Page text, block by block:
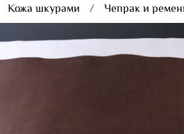
Кожа шкурами Чепрак и